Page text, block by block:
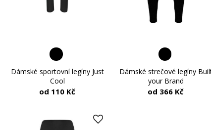
Dámské sportovní legíny Just
Cool
od 110 Kč
Dámské strečové legíny
your Brand
od 366 Kč